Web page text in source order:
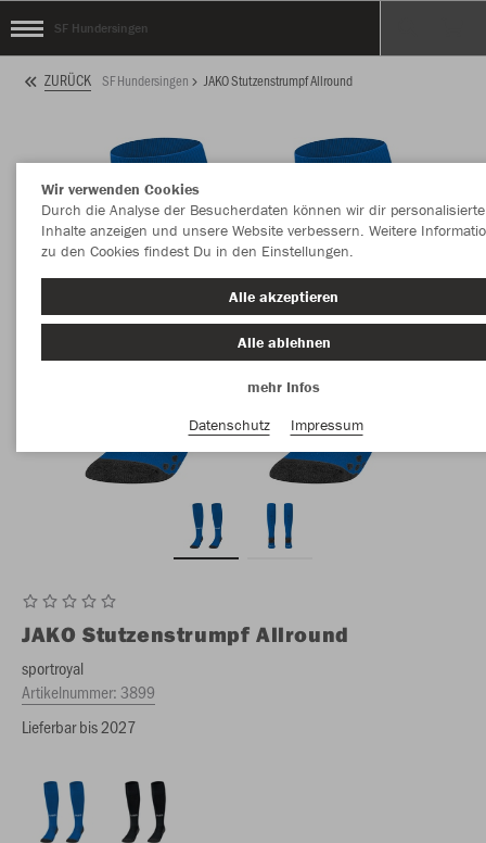
SF Hundersingen
ZURÜCK SF Hundersingen JAKO Stutzenstrumpf Allround
JAKO Stutzenstrumpf Allround
sportroyal
Artikelnummer:3899
Lieferbar bis 2027
Wir verwenden Cookies
Durch die Analyse der Besucherdaten können wir dir personalisierte
Inhalte anzeigen und unsere Website verbessern. Weitere
zu den Cookies findest Du in den Einstellungen.
Alle akzeptieren
Alle ablehnen
mehr Infos
Datenschutz
Impressum